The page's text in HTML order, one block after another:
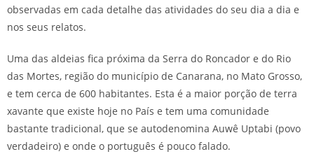
observadas em cada detalhe das atividades do seu dia a dia e
nos seus relatos.
Uma das aldeias fica próxima da Serra do Roncador e do Rio
das Mortes, região do município de Canarana, no Mato Grosso,
e tem cerca de 600 habitantes. Esta é a maior porção de terra
xavante que existe hoje no País e tem uma comunidade
bastante tradicional, que se autodenomina Auwê Uptabi (povo
verdadeiro) e onde o português é pouco falado.